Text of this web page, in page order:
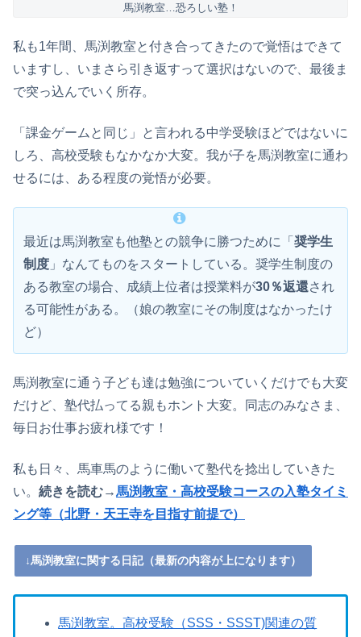
馬渕教室…恐ろしい塾！
私も1年間、馬渕教室と付き合ってきたので覚悟はできて
いますし、いまさら引き返すって選択はないので、最後ま
で突っ込んでいく所存。
「課金ゲームと同じ」と言われる中学受験ほどではないに
しろ、高校受験もなかなか大変。我が子を馬渕教室に通わ
せるには、ある程度の覚悟が必要。
最近は馬渕教室も他塾との競争に勝つために「 奨学生
制度 」なんてものをスタートしている。奨学生制度の
ある教室の場合、成績上位者は授業料が30％返還され
る可能性がある。（娘の教室にその制度はなかったけ
ど）
馬渕教室に通う子ども達は勉強についていくだけでも大変
だけど、塾代払ってる親もホント大変。同志のみなさま、
毎日お仕事お疲れ様です！
私も日々、馬車馬のように働いて塾代を捻出していきた
い。 続きを読む→馬渕教室・高校受験コースの入塾タイミ
ング等（北野・天王寺を目指す前提で）
↓馬渕教室に関する日記（最新の内容が上になります）
馬渕教室。高校受験（SSS・SSST)関連の質